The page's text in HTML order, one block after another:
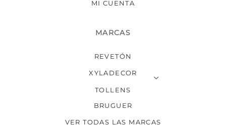
MI CUENTA
MARCAS
REVETÓN
XYLADECOR
TOLLENS
BRUGUER
VER TODAS LAS MARCAS